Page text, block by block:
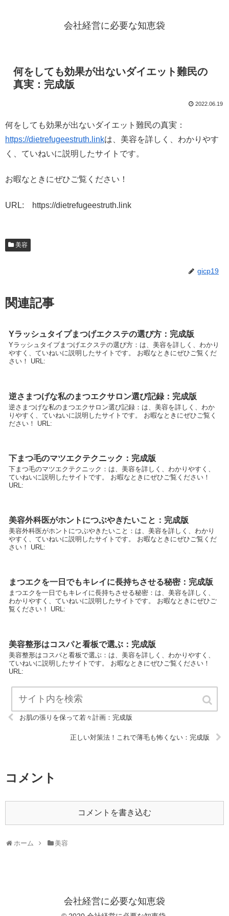
会社経営に必要な知恵袋
何をしても効果が出ないダイエット難民の
真実：完成版
2022.06.19
何をしても効果が出ないダイエット難民の真実：
https://dietrefugeestruth.linkは、美容を詳しく、わかりやす
く、ていねいに説明したサイトです。
お暇なときにぜひご覧ください！
URL: https://dietrefugeestruth.link
美容
gicp19
関連記事
Yラッシュタイプまつげエクステの選び方：完成版
Yラッシュタイプまつげエクステの選び方：は、美容を詳しく、わかり
やすく、ていねいに説明したサイトです。 お暇なときにぜひご覧くだ
さい！ URL:
逆さまつげな私のまつエクサロン選び記録：完成版
逆さまつげな私のまつエクサロン選び記録：は、美容を詳しく、わか
りやすく、ていねいに説明したサイトです。 お暇なときにぜひご覧く
ださい！ URL:
下まつ毛のマツエクテクニック：完成版
下まつ毛のマツエクテクニック：は、美容を詳しく、わかりやすく、
ていねいに説明したサイトです。 お暇なときにぜひご覧ください！
URL:
美容外科医がホントにつぶやきたいこと：完成版
美容外科医がホントにつぶやきたいこと：は、美容を詳しく、わかり
やすく、ていねいに説明したサイトです。 お暇なときにぜひご覧くだ
さい！ URL:
まつエクを一日でもキレイに長持ちさせる秘密：完成版
まつエクを一日でもキレイに長持ちさせる秘密：は、美容を詳しく、
わかりやすく、ていねいに説明したサイトです。 お暇なときにぜひご
覧ください！ URL:
美容整形はコスパと看板で選ぶ：完成版
美容整形はコスパと看板で選ぶ：は、美容を詳しく、わかりやすく、
ていねいに説明したサイトです。 お暇なときにぜひご覧ください！
URL:
お肌の張りを保って若々計画：完成版
正しい対策法！これで薄毛も怖くない：完成版
コメント
コメントを書き込む
ホーム 美容
会社経営に必要な知恵袋